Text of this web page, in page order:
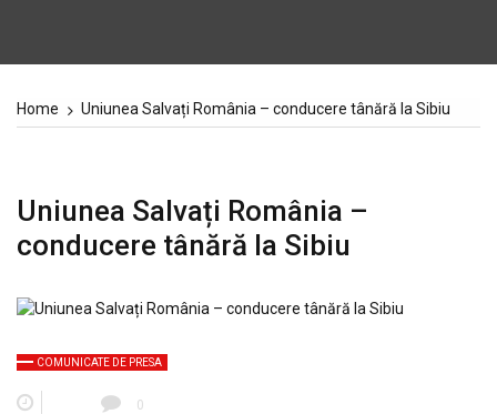
Home Uniunea Salvați România – conducere tânără la Sibiu
Uniunea Salvați România –
conducere tânără la Sibiu
COMUNICATE DE PRESA
0